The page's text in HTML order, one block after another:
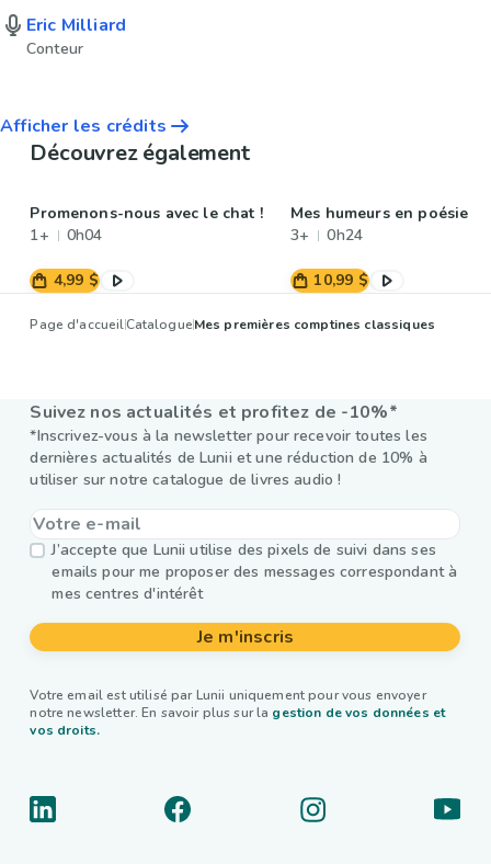
Eric Milliard
Conteur
Afficher les crédits
Découvrez également
Promenons-nous avec le chat !
1+
0h04
4,99 $
Mes humeurs en poésie
3+
0h24
10,99 $
Page d'accueilCatalogueMes premières comptines classiques
Suivez nos actualités et profitez de -10%*
*Inscrivez-vous à la newsletter pour recevoir toutes les
dernières actualités de Lunii et une réduction de 10% à
utiliser sur notre catalogue de livres audio !
J’accepte que Lunii utilise des pixels de suivi dans ses
emails pour me proposer des messages correspondant à
mes centres d'intérêt
Je m'inscris
Votre email est utilisé par Lunii uniquement pour vous envoyer
notre newsletter. En savoir plus sur la gestion de vos données et
vos droits.